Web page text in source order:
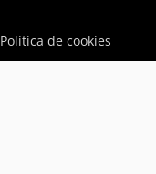
Política de cookies